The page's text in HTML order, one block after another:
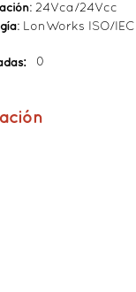
: 24Vca/24Vcc
: LonWorks ISO/
0